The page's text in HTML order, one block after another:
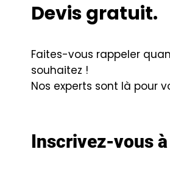
Devis gratuit.
Faites-vous rappeler
souhaitez !
Nos experts sont là pour
Inscrivez-vous